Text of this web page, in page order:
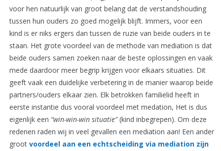
voor hen natuurlijk van groot belang dat de verstandshouding
tussen hun ouders zo goed mogelijk blijft. Immers, voor een
kind is er niks ergers dan tussen de ruzie van beide ouders in te
staan. Het grote voordeel van de methode van mediation is dat
beide ouders samen zoeken naar de beste oplossingen en vaak
mede daardoor meer begrip krijgen voor elkaars situaties. Dit
geeft vaak een duidelijke verbetering in de manier waarop beide
partners/ouders elkaar zien. Elk betrokken familielid heeft in
eerste instantie dus vooral voordeel met medation, Het is dus
eigenlijk een “win-win-win situatie”(kind inbegrepen). Om deze
redenen raden wij in veel gevallen een mediation aan! Een ander
grootvoordeel aan een echtscheiding via mediation zijn